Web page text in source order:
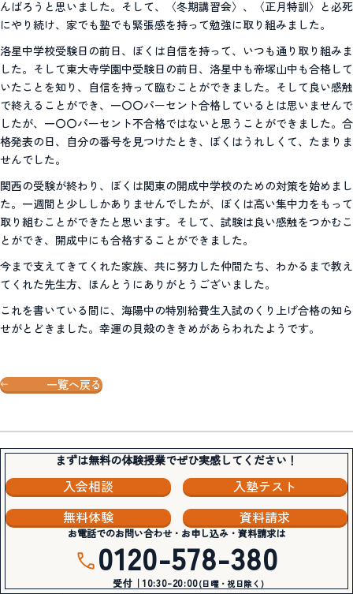
んばろうと思いました。そして、〈冬期講習会〉、〈正月特訓〉と必死
にやり続け、家でも塾でも緊張感を持って勉強に取り組みました。
洛星中学校受験日の前日、ぼくは自信を持って、いつも通り取り組みま
した。そして東大寺学園中受験日の前日、洛星中も帝塚山中も合格して
いたことを知り、自信を持って臨むことができました。そして良い感触
で終えることができ、一〇〇パーセント合格しているとは思いませんで
したが、一〇〇パーセント不合格ではないと思うことができました。合
格発表の日、自分の番号を見つけたとき、ぼくはうれしくて、たまりま
せんでした。
関西の受験が終わり、ぼくは関東の開成中学校のための対策を始めまし
た。一週間と少ししかありませんでしたが、ぼくは高い集中力をもって
取り組むことができたと思います。そして、試験は良い感触をつかむこ
とができ、開成中にも合格することができました。
今まで支えてきてくれた家族、共に努力した仲間たち、わかるまで教え
てくれた先生方、ほんとうにありがとうございました。
これを書いている間に、海陽中の特別給費生入試のくり上げ合格の知ら
せがとどきました。幸運の貝殻のききめがあらわれたようです。
一覧へ戻る
まずは無料の体験授業でぜひ実感してください！
入会相談
入塾テスト
無料体験
資料請求
お電話でのお問い合わせ・お申し込み・資料請求は
0120-578-380
受付｜10:30-20:00(日曜・祝日除く)